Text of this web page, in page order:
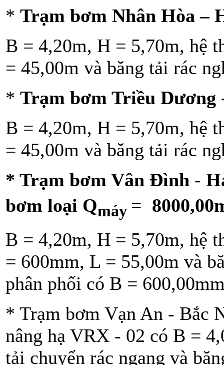
* Trạm bơm Nhân Hòa –
B = 4,20m, H = 5,70m, hệ
= 45,00m và băng tải rác
* Trạm bơm Triều Dương
B = 4,20m, H = 5,70m, hệ
= 45,00m và băng tải rác
* Trạm bơm Vân Đình -
bơm loại Qmáy =
B = 4,20m, H = 5,70m, hệ
= 600mm, L = 55,00m và
phân phối có B =
* Trạm bơm Vạn An - Bắc
nâng hạ VRX - 02 có B =
tải chuyển rác ngang và